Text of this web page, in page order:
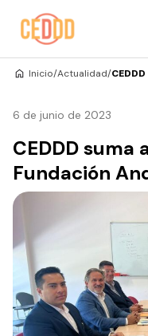
Inicio/Actualidad/
6 de junio de 2023
CEDDD suma
Fundación